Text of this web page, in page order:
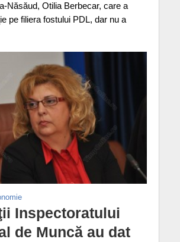
Năsăud, Otilia Berbecar, care a
pe filiera fostului PDL, dar nu a
Inspectoratului
de Muncă au dat